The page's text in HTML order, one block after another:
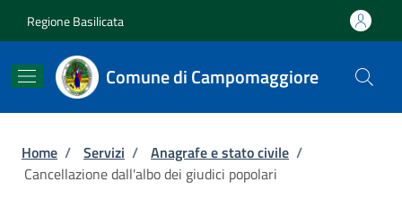
Regione Basilicata
Comune di Campomaggiore
Briciole di pane
Home / Servizi / Anagrafe e stato civile /
Cancellazione dall'albo dei giudici popolari